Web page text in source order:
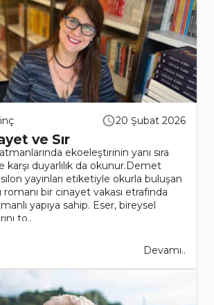
20 Şubat 2026
ve Sır
ekoeleştirinin yanı sıra
karşı duyarlılık da okunur.Demet
yayınları etiketiyle okurla buluşan
romanı bir cinayet vakası etrafında
yapıya sahip. Eser, bireysel
to..
Devamı..